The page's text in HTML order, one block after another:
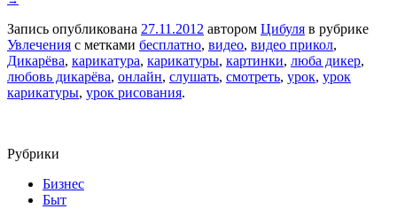
Запись опубликована 27.11.2012 автором Цибуля в рубрике
Увлечения с метками бесплатно, видео, видео прикол,
Дикарёва, карикатура, карикатуры, картинки, люба дикер,
любовь дикарёва, онлайн, слушать, смотреть, урок, урок
карикатуры, урок рисования.
Рубрики
Бизнес
Быт